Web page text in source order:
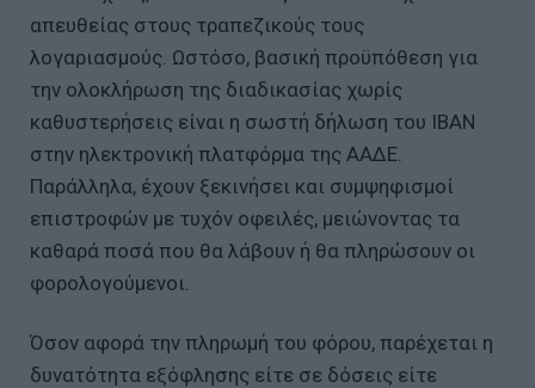
απευθείας στους τραπεζικούς τους
λογαριασμούς. Ωστόσο, βασική προϋπόθεση για
την ολοκλήρωση της διαδικασίας χωρίς
καθυστερήσεις είναι η σωστή δήλωση του IBAN
στην ηλεκτρονική πλατφόρμα της ΑΑΔΕ.
Παράλληλα, έχουν ξεκινήσει και συμψηφισμοί
επιστροφών με τυχόν οφειλές, μειώνοντας τα
καθαρά ποσά που θα λάβουν ή θα πληρώσουν οι
φορολογούμενοι.
Όσον αφορά την πληρωμή του φόρου, παρέχεται η
δυνατότητα εξόφλησης είτε σε δόσεις είτε